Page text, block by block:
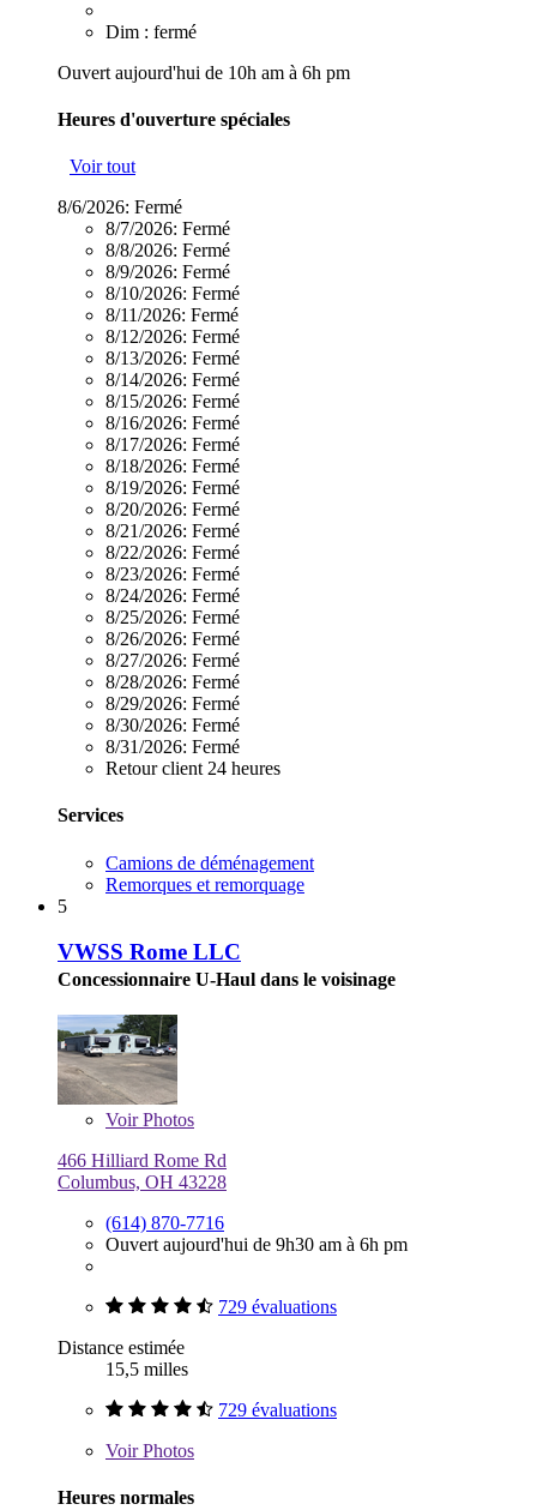
Dim : fermé
Ouvert aujourd'hui de 10h am à 6h pm
Heures d'ouverture spéciales
Voir tout
8/6/2026: Fermé
8/7/2026: Fermé
8/8/2026: Fermé
8/9/2026: Fermé
8/10/2026: Fermé
8/11/2026: Fermé
8/12/2026: Fermé
8/13/2026: Fermé
8/14/2026: Fermé
8/15/2026: Fermé
8/16/2026: Fermé
8/17/2026: Fermé
8/18/2026: Fermé
8/19/2026: Fermé
8/20/2026: Fermé
8/21/2026: Fermé
8/22/2026: Fermé
8/23/2026: Fermé
8/24/2026: Fermé
8/25/2026: Fermé
8/26/2026: Fermé
8/27/2026: Fermé
8/28/2026: Fermé
8/29/2026: Fermé
8/30/2026: Fermé
8/31/2026: Fermé
Retour client 24 heures
Services
Camions de déménagement
Remorques et remorquage
5
VWSS Rome LLC
Concessionnaire U-Haul dans le voisinage
VoirPhotos
466 Hilliard Rome Rd
Columbus, OH 43228
(614) 870-7716
Ouvert aujourd'hui de 9h30 am à 6h pm
729 évaluations
Distance estimée
15,5 milles
729 évaluations
VoirPhotos
Heures normales